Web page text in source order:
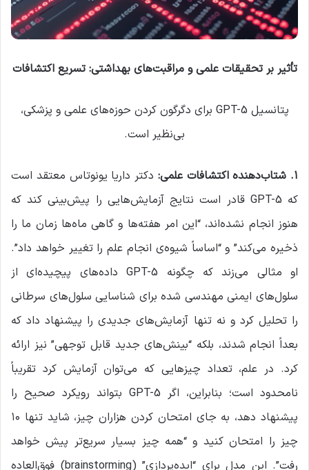
تأثیر بر تحقیقات علمی و مراقبت‌های بهداشتی: تسریع اکتشافات
پتانسیل GPT-5 برای دگرگون کردن حوزه‌های علمی و پزشکی،
بی‌نظیر است.
۱. شتاب‌دهنده اکتشافات علمی: دکتر داریا یونوتاس معتقد است
که GPT-5 قادر است نتایج آزمایش‌هایی را پیش‌بینی کند که
هنوز انجام نشده‌اند، “این امر هفته‌ها و گاهی ماه‌ها زمان ما را
ذخیره می‌کند” و “اساساً شیوه‌ی انجام علم را تغییر خواهد داد”.
او مثالی می‌زند که چگونه GPT-5 داده‌های پیچیده‌ای از
سلول‌های ایمنی مهندسی شده برای شناسایی سلول‌های سرطانی
را تحلیل کرد و نه تنها آزمایش‌های جدیدی را پیشنهاد داد که
بعداً انجام شدند، بلکه “بینش‌های جدید قابل توجهی” نیز ارائه
کرد. در علم، تعداد چیزهایی که می‌توان آزمایش کرد تقریباً
نامحدود است؛ بنابراین، اگر GPT-5 بتواند رویکرد صحیح را
پیشنهاد دهد، به جای امتحان کردن هزاران چیز، شاید تنها ۱۰
چیز را امتحان کنید و “همه چیز بسیار سریع‌تر پیش خواهد
رفت”. این مدل برای “ایده‌پردازی” (brainstorming) فوق‌العاده